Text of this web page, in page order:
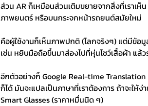
ส่วน AR ก็เหมือนส่วนเติมขยายจากสิ่งที่เราเ
ภาพยนตร์ หรือบนกระจกหน้ารถยนต์สมัยใหม่
คือผู้ใช้งานก็เห็นภาพปกติ (โลกจริงๆ) แต่มีข้อ
เช่น หยิบมือถือขึ้นมาส่องไปที่หุ่นโชว์เสื้อผ้า แล้
อีกตัวอย่างก็ Google Real-time Translation
ก็ได้ มันจะแปลเป็นภาษาที่เราต้องการ ถ้าจะใ
Smart Glasses (ราคาหมื่นนิด ๆ)